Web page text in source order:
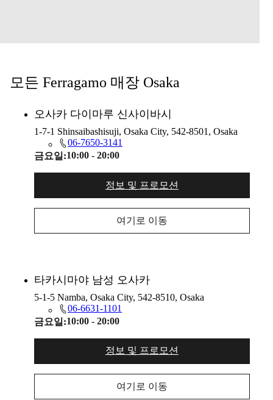
모든 Ferragamo 매장 Osaka
오사카 다이마루 신사이바시
1-7-1 Shinsaibashisuji, Osaka City, 542-8501, Osaka
06-7650-3141
금요일:10:00 - 20:00
정보 및 프로모션
여기로 이동
타카시마야 남성 오사카
5-1-5 Namba, Osaka City, 542-8510, Osaka
06-6631-1101
금요일:10:00 - 20:00
정보 및 프로모션
여기로 이동